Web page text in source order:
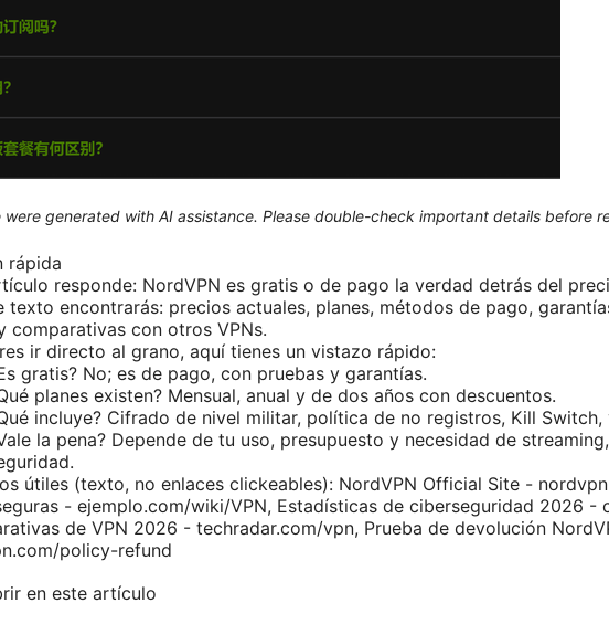
generated with AI assistance. Please double-check important details before
rápida
responde: NordVPN es gratis o de pago la verdad detrás del
texto encontrarás: precios actuales, planes, métodos de pago,
comparativas con otros VPNs.
ir directo al grano, aquí tienes un vistazo rápido:
gratis? No; es de pago, con pruebas y garantías.
planes existen? Mensual, anual y de dos años con descuentos.
incluye? Cifrado de nivel militar, política de no registros, Kill Switch,
la pena? Depende de tu uso, presupuesto y necesidad de
útiles (texto, no enlaces clickeables): NordVPN Official Site -
- ejemplo.com/wiki/VPN, Estadísticas de ciberseguridad 2026 -
de VPN 2026 - techradar.com/vpn, Prueba de devolución
policy-refund
en este artículo